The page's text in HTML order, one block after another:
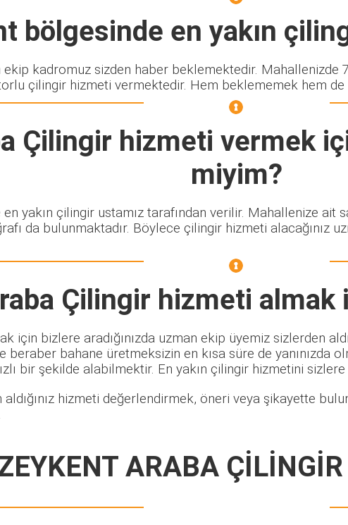
bölgesinde en yakın
kadromuz sizden haber beklemektedir. Mahallenizde
çilingir hizmeti vermektedir. Hem beklememek hem
Çilingir hizmeti vermek
miyim?
en yakın çilingir ustamız tarafından verilir. Mahallenize
da bulunmaktadır. Böylece çilingir hizmeti alacağınız
Çilingir hizmeti almak
için bizlere aradığınızda uzman ekip üyemiz sizlerden
bahane üretmeksizin en kısa süre de yanınızda
bir şekilde alabilmektir. En yakın çilingir hizmetini sizlere
aldığınız hizmeti değerlendirmek, öneri veya şikayette
ARABA